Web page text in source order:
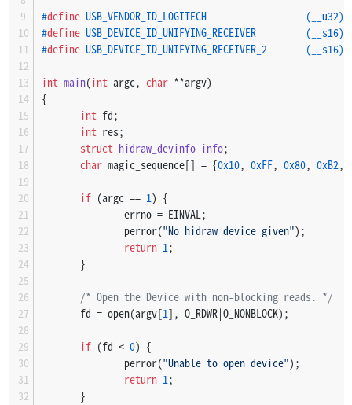
#define USB_VENDOR_ID_LOGITECH
#define USB_DEVICE_ID_UNIFYING_RECEIVER
#define USB_DEVICE_ID_UNIFYING_RECEIVER_2
int main(int argc, char **argv)
{
int fd;
int res;
struct hidraw_devinfo info;
char magic_sequence[] = {0x10, 0xFF, 0x80, 0xB2,
if (argc == 1) {
               errno = EINVAL;
               perror(
"No hidraw device given");
return 1;
       }
/* Open the Device with non-blocking reads. */
       fd = open(argv[
1], O_RDWR|O_NONBLOCK);
if (fd < 0) {
               perror(
"Unable to open device");
return 1;
       }